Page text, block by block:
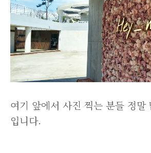
여기 앞에서 사진 찍는 분들 정말
입니다.